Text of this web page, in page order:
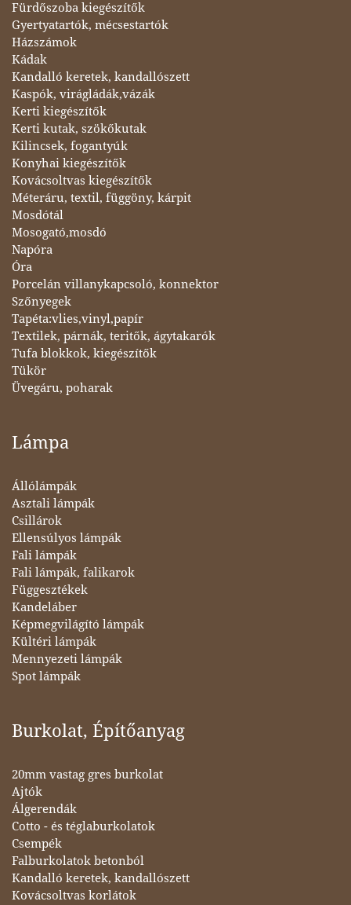
Fürdőszoba kiegészítők
Gyertyatartók, mécsestartók
Házszámok
Kádak
Kandalló keretek, kandallószett
Kaspók, virágládák,vázák
Kerti kiegészítők
Kerti kutak, szökőkutak
Kilincsek, fogantyúk
Konyhai kiegészítők
Kovácsoltvas kiegészítők
Méteráru, textil, függöny, kárpit
Mosdótál
Mosogató,mosdó
Napóra
Óra
Porcelán villanykapcsoló, konnektor
Szőnyegek
Tapéta:vlies,vinyl,papír
Textilek, párnák, teritők, ágytakarók
Tufa blokkok, kiegészítők
Tükör
Üvegáru, poharak
Lámpa
Állólámpák
Asztali lámpák
Csillárok
Ellensúlyos lámpák
Fali lámpák
Fali lámpák, falikarok
Függesztékek
Kandeláber
Képmegvilágító lámpák
Kültéri lámpák
Mennyezeti lámpák
Spot lámpák
Burkolat, Építőanyag
20mm vastag gres burkolat
Ajtók
Álgerendák
Cotto - és téglaburkolatok
Csempék
Falburkolatok betonból
Kandalló keretek, kandallószett
Kovácsoltvas korlátok